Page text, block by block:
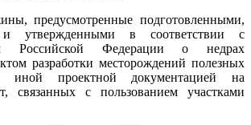
предусмотренные подготовленными,
и утвержденными в соответствии с
Российской Федерации о недрах
разработки месторождений полезных
иной проектной документацией на
связанных с пользованием участками